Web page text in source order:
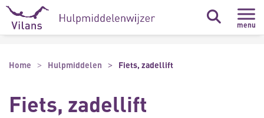
Naar hoofdinhoud
Naar footer
menu
Home Hulpmiddelen Fiets, zadellift
Fiets, zadellift